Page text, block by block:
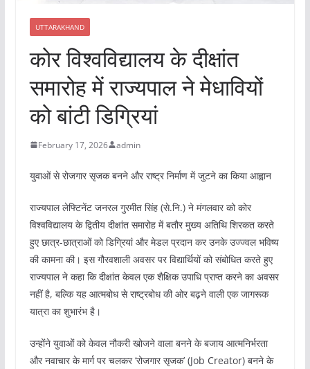
UTTARAKHAND
कोर विश्वविद्यालय के दीक्षांत
समारोह में राज्यपाल ने मेधावियों
को बांटी डिग्रियां
February 17, 2026 admin
युवाओं से रोजगार सृजक बनने और राष्ट्र निर्माण में जुटने का किया आह्वान
राज्यपाल लेफ्टिनेंट जनरल गुरमीत सिंह (से.नि.) ने मंगलवार को कोर
विश्वविद्यालय के द्वितीय दीक्षांत समारोह में बतौर मुख्य अतिथि शिरकत करते
हुए छात्र-छात्राओं को डिग्रियां और मेडल प्रदान कर उनके उज्ज्वल भविष्य
की कामना की। इस गौरवशाली अवसर पर विद्यार्थियों को संबोधित करते हुए
राज्यपाल ने कहा कि दीक्षांत केवल एक शैक्षिक उपाधि प्राप्त करने का अवसर
नहीं है, बल्कि यह आत्मबोध से राष्ट्रबोध की ओर बढ़ने वाली एक जागरूक
यात्रा का शुभारंभ है।
उन्होंने युवाओं को केवल नौकरी खोजने वाला बनने के बजाय आत्मनिर्भरता
और नवाचार के मार्ग पर चलकर ‘रोजगार सृजक’ (Job Creator) बनने के